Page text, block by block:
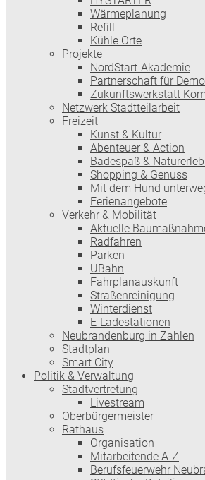
Wärmeplanung
Refill
Kühle Orte
Projekte
NordStart-Akademie
Partnerschaft für
Zukunftswerkstatt
Netzwerk Stadtteilarbeit
Freizeit
Kunst & Kultur
Abenteuer & Action
Badespaß &
Shopping & Genuss
Mit dem Hund
Ferienangebote
Verkehr & Mobilität
Aktuelle
Radfahren
Parken
UBahn
Fahrplanauskunft
Straßenreinigung
Winterdienst
E-Ladestationen
Neubrandenburg in Zahlen
Stadtplan
Smart City
Politik & Verwaltung
Stadtvertretung
Livestream
Oberbürgermeister
Rathaus
Organisation
Mitarbeitende A-Z
Berufsfeuerwehr